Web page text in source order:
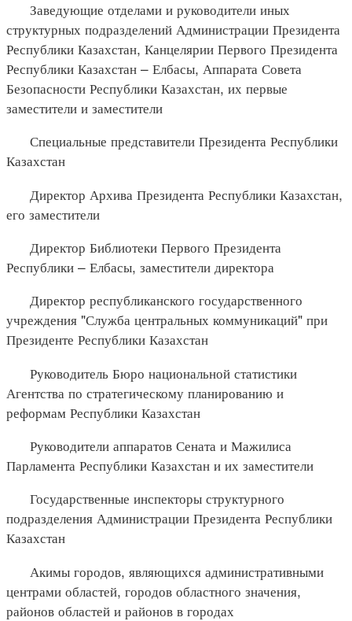
Заведующие отделами и руководители иных
структурных подразделений Администрации Президента
Республики Казахстан, Канцелярии Первого Президента
Республики Казахстан – Елбасы, Аппарата Совета
Безопасности Республики Казахстан, их первые
заместители и заместители
Специальные представители Президента Республики
Казахстан
Директор Архива Президента Республики Казахстан,
его заместители
Директор Библиотеки Первого Президента
Республики – Елбасы, заместители директора
Директор республиканского государственного
учреждения "Служба центральных коммуникаций" при
Президенте Республики Казахстан
Руководитель Бюро национальной статистики
Агентства по стратегическому планированию и
реформам Республики Казахстан
Руководители аппаратов Сената и Мажилиса
Парламента Республики Казахстан и их заместители
Государственные инспекторы структурного
подразделения Администрации Президента Республики
Казахстан
Акимы городов, являющихся административными
центрами областей, городов областного значения,
районов областей и районов в городах